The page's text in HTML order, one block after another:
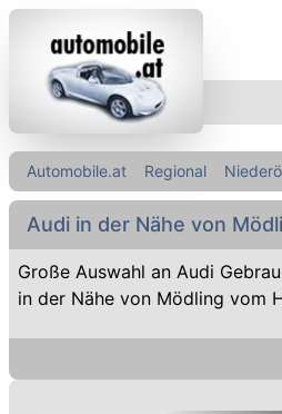
Automobile.at Regional
Audi in der Nähe von
Große Auswahl an Audi
in der Nähe von Mödling vom